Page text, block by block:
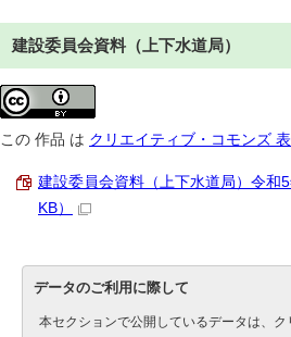
建設委員会資料（上下水道局）
この 作品 は クリエイティブ・コモンズ
建設委員会資料（上下水道局）令和
KB）
データのご利用に際して
本セクションで公開しているデータは、